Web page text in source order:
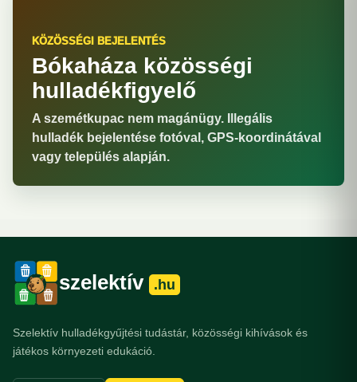
KÖZÖSSÉGI BEJELENTÉS
Bókaháza közösségi
hulladékfigyelő
A szemétkupac nem magánügy. Illegális
hulladék bejelentése fotóval, GPS-koordinátával
vagy település alapján.
szelektív .hu
Szelektív hulladékgyűjtési tudástár, közösségi kihívások és
játékos környezeti edukáció.